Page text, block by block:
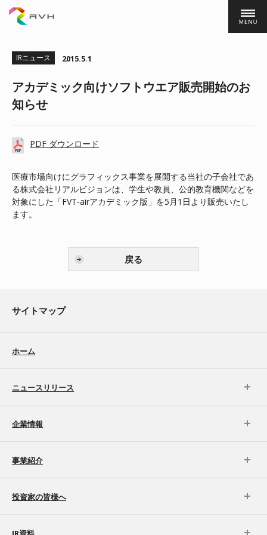
IRニュース 2015.5.1
アカデミック向けソフトウエア販売開始のお
知らせ
PDF ダウンロード
医療市場向けにグラフィックス事業を展開する当社の子会社であ
る株式会社リアルビジョンは、学生や教員、公的教育機関などを
対象にした「FVT-airアカデミック版」を5月1日より販売いたし
ます。
戻る
サイトマップ
ホーム
ニュースリリース
企業情報
事業紹介
投資家の皆様へ